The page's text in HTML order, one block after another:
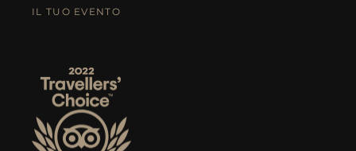
IL TUO EVENTO